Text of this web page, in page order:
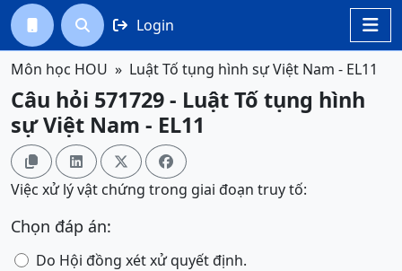

  Login
Môn học HOU Luật Tố tụng hình sự Việt Nam - EL11
Câu hỏi 571729 - Luật Tố tụng hình
sự Việt Nam - EL11
   
Việc xử lý vật chứng trong giai đoạn truy tố:
Chọn đáp án:
Do Hội đồng xét xử quyết định.